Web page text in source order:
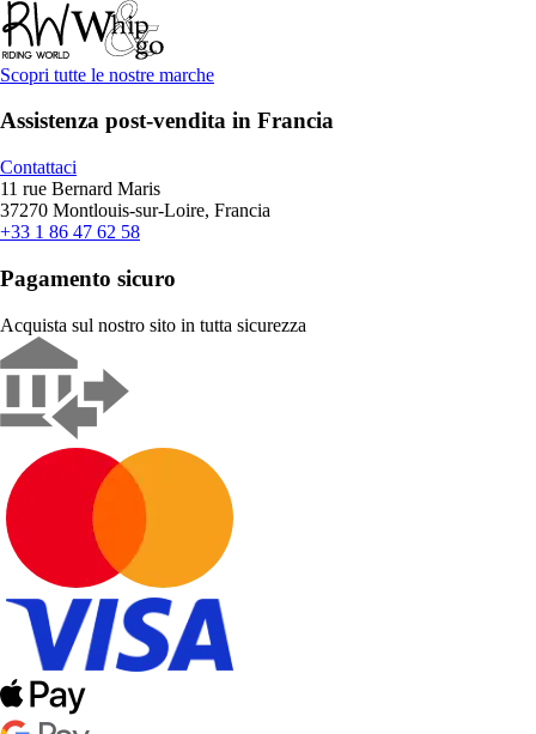
Scopri tutte le nostre marche
Assistenza post-vendita in Francia
Contattaci
11 rue Bernard Maris
37270 Montlouis-sur-Loire, Francia
+33 1 86 47 62 58
Pagamento sicuro
Acquista sul nostro sito in tutta sicurezza